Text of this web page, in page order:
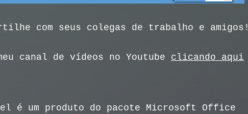
com seus colegas de trabalho e amigos!
canal de vídeos no Youtube clicando aqui
é um produto do pacote Microsoft Office